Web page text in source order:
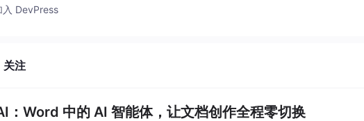
DevPress
关注
Word 中的 AI 智能体，让文档创作全程零切换